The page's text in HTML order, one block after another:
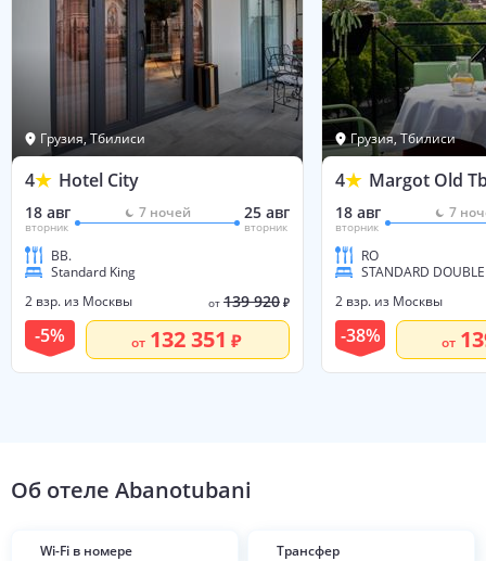
Грузия, Тбилиси
4 Hotel City
18 авг
вторник
7 ночей 25 авг
вторник
BB.
Standard King
2 взр. из Москвы
от 139 920 ₽
-5% от 132 351
Грузия, Тбилиси
4 Margot Old
18 авг
вторник
7
RO
2 взр. из Москвы
-38% от
Об отеле Abanotubani
Wi-Fi в номере Трансфер